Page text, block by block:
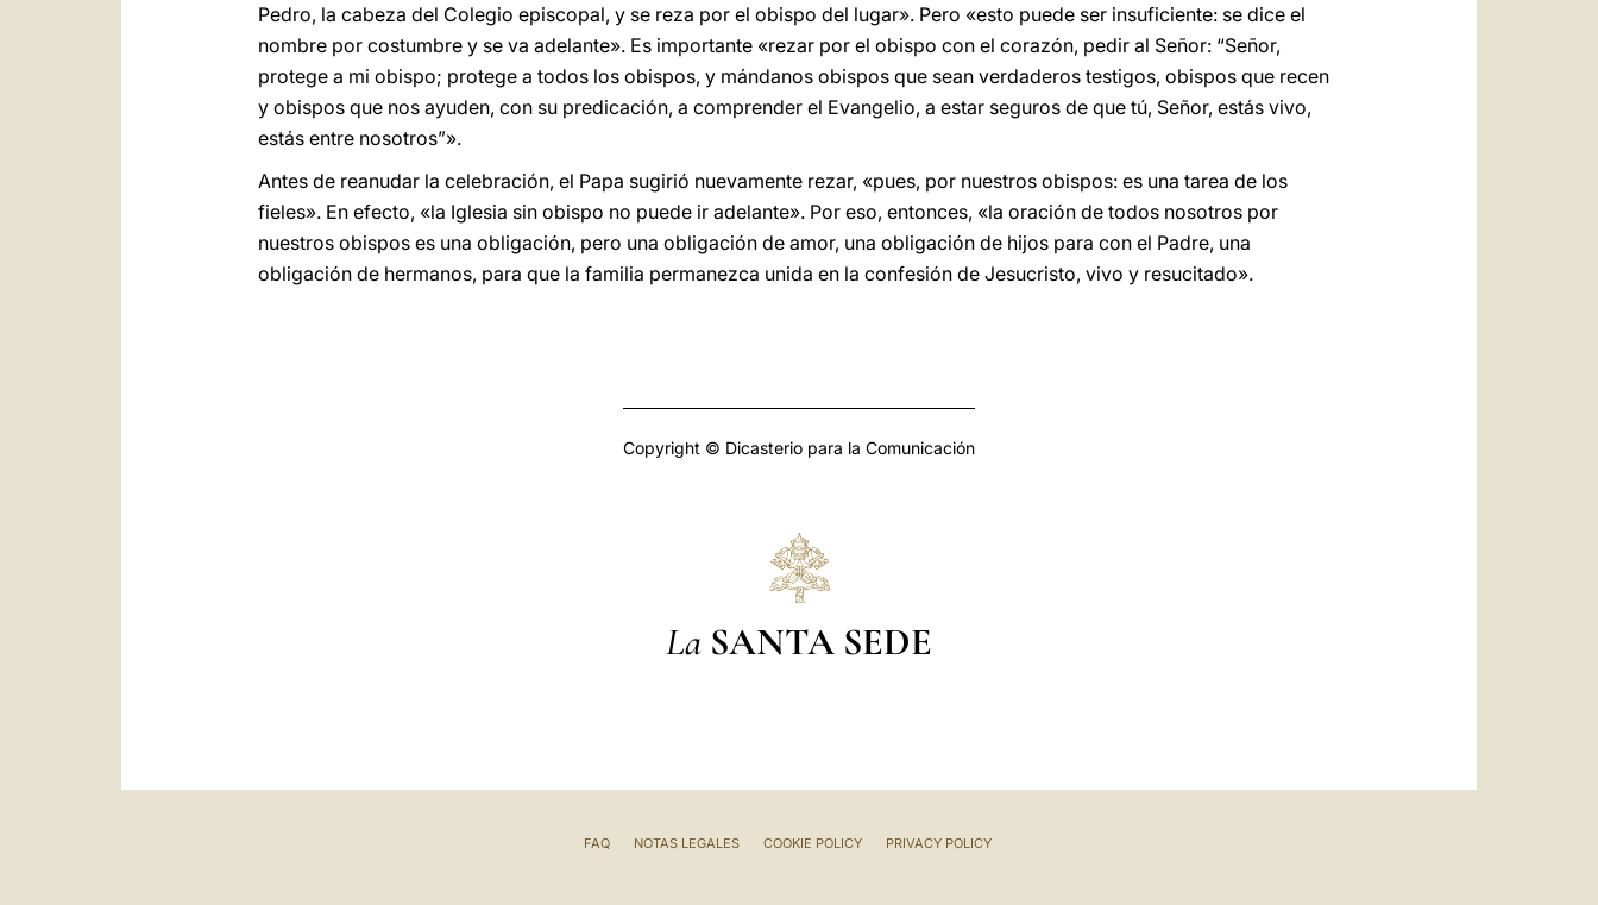
Pedro, la cabeza del Colegio episcopal, y se reza por el obispo del lugar». Pero «esto puede ser insuficiente: se dice el
nombre por costumbre y se va adelante». Es importante «rezar por el obispo con el corazón, pedir al Señor: “Señor,
protege a mi obispo; protege a todos los obispos, y mándanos obispos que sean verdaderos testigos, obispos que recen
y obispos que nos ayuden, con su predicación, a comprender el Evangelio, a estar seguros de que tú, Señor, estás vivo,
estás entre nosotros”».
Antes de reanudar la celebración, el Papa sugirió nuevamente rezar, «pues, por nuestros obispos: es una tarea de los
fieles». En efecto, «la Iglesia sin obispo no puede ir adelante». Por eso, entonces, «la oración de todos nosotros por
nuestros obispos es una obligación, pero una obligación de amor, una obligación de hijos para con el Padre, una
obligación de hermanos, para que la familia permanezca unida en la confesión de Jesucristo, vivo y resucitado».
Copyright © Dicasterio para la Comunicación
La SANTA SEDE
FAQ NOTAS LEGALES COOKIE POLICY PRIVACY POLICY